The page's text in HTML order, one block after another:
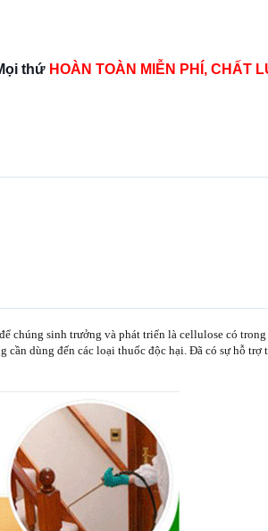
thứ HOÀN TOÀN MIỄN PHÍ, CHẤT
chúng sinh trưởng và phát triển là cellulose có
cần dùng đến các loại thuốc độc hại. Đã có sự hỗ trợ